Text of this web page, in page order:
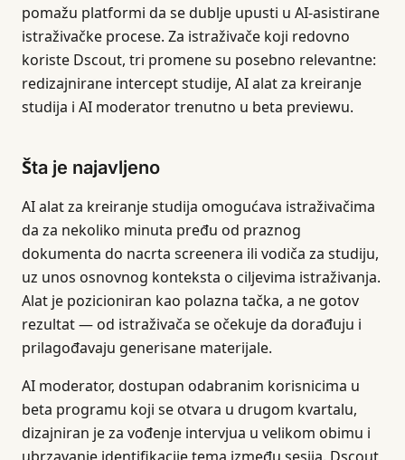
pomažu platformi da se dublje upusti u AI-asistirane
istraživačke procese. Za istraživače koji redovno
koriste Dscout, tri promene su posebno relevantne:
redizajnirane intercept studije, AI alat za kreiranje
studija i AI moderator trenutno u beta previewu.
Šta je najavljeno
AI alat za kreiranje studija omogućava istraživačima
da za nekoliko minuta pređu od praznog
dokumenta do nacrta screenera ili vodiča za studiju,
uz unos osnovnog konteksta o ciljevima istraživanja.
Alat je pozicioniran kao polazna tačka, a ne gotov
rezultat — od istraživača se očekuje da dorađuju i
prilagođavaju generisane materijale.
AI moderator, dostupan odabranim korisnicima u
beta programu koji se otvara u drugom kvartalu,
dizajniran je za vođenje intervjua u velikom obimu i